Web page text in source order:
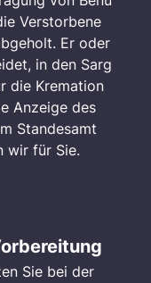
Verstorbene
Er oder
in den Sarg
die Kremation
Anzeige des
Standesamt
wir für Sie.
Sie bei der